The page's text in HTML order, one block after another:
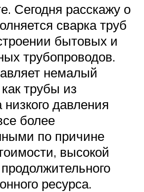
Сегодня расскажу о
сварка труб
бытовых и
трубопроводов.
немалый
трубы из
давления
более
по причине
высокой
ресурса.